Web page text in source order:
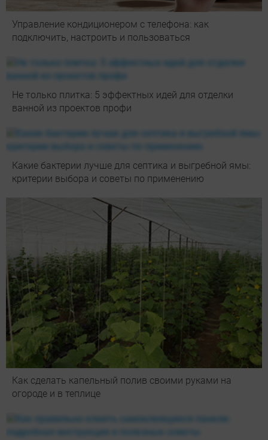
Управление кондиционером с телефона: как
подключить, настроить и пользоваться
Не только плитка: 5 эффектных идей для отделки
ванной из проектов профи
Какие бактерии лучше для септика и выгребной ямы:
критерии выбора и советы по применению
Как сделать капельный полив своими руками на
огороде и в теплице